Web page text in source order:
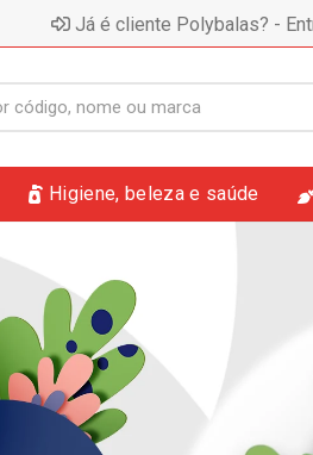
Já é cliente Polybalas? -
Higiene, beleza e saúde